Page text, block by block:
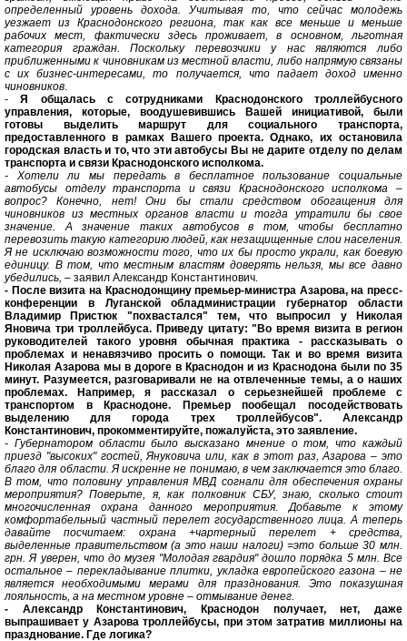
определенный уровень дохода. Учитывая то, что сейчас молодежь
уезжает из Краснодонского региона, так как все меньше и меньше
рабочих мест, фактически здесь проживает, в основном, льготная
категория граждан. Поскольку перевозчики у нас являются либо
приближенными к чиновникам из местной власти, либо напрямую связаны
с их бизнес-интересами, то получается, что падает доход именно
чиновников.
-Я общалась с сотрудниками Краснодонского троллейбусного
управления, которые, воодушевившись Вашей инициативой, были
готовы выделить маршрут для социального транспорта,
предоставленного в рамках Вашего проекта. Однако, их остановила
городская власть и то, что эти автобусы Вы не дарите отделу по делам
транспорта и связи Краснодонского исполкома.
- Хотели ли мы передать в бесплатное пользование социальные
автобусы отделу транспорта и связи Краснодонского исполкома –
вопрос? Конечно, нет! Они бы стали средством обогащения для
чиновников из местных органов власти и тогда утратили бы свое
значение. А значение таких автобусов в том, чтобы бесплатно
перевозить такую категорию людей, как незащищенные слои населения.
Я не исключаю возможности того, что их бы просто украли, как боевую
единицу. В том, что местным властям доверять нельзя, мы все давно
убедились, – заявил Александр Константинович.
- После визита на Краснодонщину премьер-министра Азарова, на пресс-
конференции в Луганской обладминистрации губернатор области
Владимир Пристюк "похвастался" тем, что выпросил у Николая
Яновича три троллейбуса. Приведу цитату: "Во время визита в регион
руководителей такого уровня обычная практика - рассказывать о
проблемах и ненавязчиво просить о помощи. Так и во время визита
Николая Азарова мы в дороге в Краснодон и из Краснодона были по 35
минут. Разумеется, разговаривали не на отвлеченные темы, а о наших
проблемах. Например, я рассказал о серьезнейшей проблеме с
транспортом в Краснодоне. Премьер пообещал посодействовать
выделению для города трех троллейбусов". Александр
Константинович, прокомментируйте, пожалуйста, это заявление.
- Губернатором области было высказано мнение о том, что каждый
приезд "высоких" гостей, Януковича или, как в этот раз, Азарова – это
благо для области. Я искренне не понимаю, в чем заключается это благо.
В том, что половину управления МВД согнали для обеспечения охраны
мероприятия? Поверьте, я, как полковник СБУ, знаю, сколько стоит
многочисленная охрана данного мероприятия. Добавьте к этому
комфортабельный частный перелет государственного лица. А теперь
давайте посчитаем: охрана +чартерный перелет + средства,
выделенные правительством (а это наши налоги) =это больше 30 млн.
грн. Я уверен, что до музея "Молодая гвардия" дошло порядка 5 млн. Все
остальное – перекладывание плитки, укладка европейского газона – не
является необходимыми мерами для празднования. Это показушная
лояльность, а на местном уровне – отмывание денег.
- Александр Константинович, Краснодон получает, нет, даже
выпрашивает у Азарова троллейбусы, при этом затратив миллионы на
празднование. Где логика?